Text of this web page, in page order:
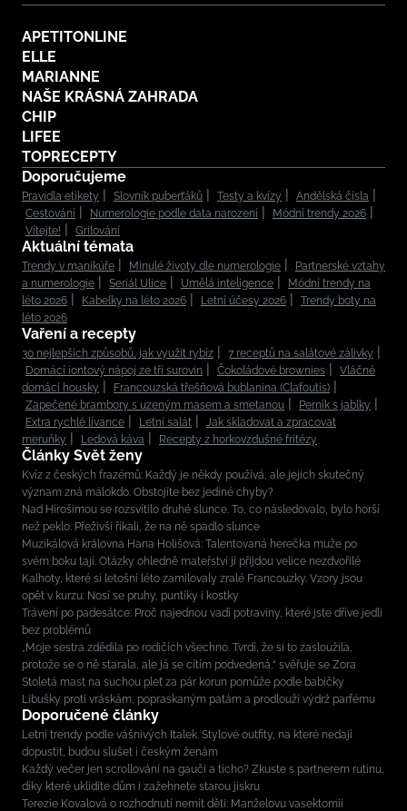
APETITONLINE
ELLE
MARIANNE
NAŠE KRÁSNÁ ZAHRADA
CHIP
LIFEE
TOPRECEPTY
Doporučujeme
Pravidla etikety Slovník puberťáků Testy a kvízy
Andělská čísla
Cestování
Numerologie podle data narození
Módní trendy 2026
Vítejte!
Grilování
Aktuální témata
Trendy v manikúře Minulé životy dle numerologie
Partnerské vztahy
a numerologie
Seriál Ulice Umělá inteligence
Módní trendy na
léto 2026
Kabelky na léto 2026 Letní účesy 2026
Trendy boty na
léto 2026
Vaření a recepty
30 nejlepších způsobů, jak využít rybíz
7 receptů na salátové zálivky
Domácí iontový nápoj ze tří surovin
Čokoládové brownies
Vláčné
domácí housky
Francouzská třešňová bublanina (Clafoutis)
Zapečené brambory s uzeným masem a smetanou
Perník s jablky
Extra rychlé lívance
Letní salát
Jak skladovat a zpracovat
meruňky
Ledová káva Recepty z horkovzdušné fritézy
Články Svět ženy
Kvíz z českých frazémů: Každý je někdy používá, ale jejich skutečný
význam zná málokdo. Obstojíte bez jediné chyby?
Nad Hirošimou se rozsvítilo druhé slunce. To, co následovalo, bylo horší
než peklo. Přeživší říkali, že na ně spadlo slunce
Muzikálová královna Hana Holišová: Talentovaná herečka muže po
svém boku tají. Otázky ohledně mateřství jí přijdou velice nezdvořilé
Kalhoty, které si letošní léto zamilovaly zralé Francouzky. Vzory jsou
opět v kurzu: Nosí se pruhy, puntíky i kostky
Trávení po padesátce: Proč najednou vadí potraviny, které jste dříve jedli
bez problémů
„Moje sestra zdědila po rodičích všechno. Tvrdí, že si to zasloužila,
protože se o ně starala, ale já se cítím podvedená,“ svěřuje se Zora
Stoletá mast na suchou pleť za pár korun pomůže podle babičky
Libušky proti vráskám, popraskaným patám a prodlouží výdrž parfému
Doporučené články
Letní trendy podle vášnivých Italek. Stylové outfity, na které nedají
dopustit, budou slušet i českým ženám
Každý večer jen scrollování na gauči a ticho? Zkuste s partnerem rutinu,
díky které uklidíte dům i zažehnete starou jiskru
Terezie Kovalová o rozhodnutí nemít děti: Manželovu vasektomii